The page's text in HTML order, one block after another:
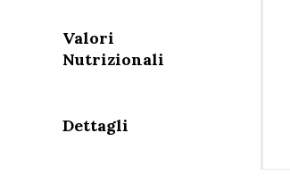
Valori
Nutrizionali
Dettagli